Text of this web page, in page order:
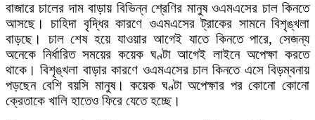
বাজারে চালের দাম বাড়ায় বিভিন্ন শ্রেণির মানুষ ওএমএসের চাল কিনতে
আসছে। চাহিদা বৃদ্ধির কারণে ওএমএসের ট্রাকের সামনে বিশৃঙ্খলা
বাড়ছে। চাল শেষ হয়ে যাওয়ার আগেই যাতে কিনতে পারে, সেজন্য
অনেকে নির্ধারিত সময়ের কয়েক ঘণ্টা আগেই লাইনে অপেক্ষা করতে
থাকে। বিশৃঙ্খলা বাড়ার কারণে ওএমএসের চাল কিনতে এসে বিড়ম্বনায়
পড়ছেন বেশি বয়সি মানুষ। কয়েক ঘণ্টা অপেক্ষার পর কোনো কোনো
ক্রেতাকে খালি হাতেও ফিরে যেতে হচ্ছে।